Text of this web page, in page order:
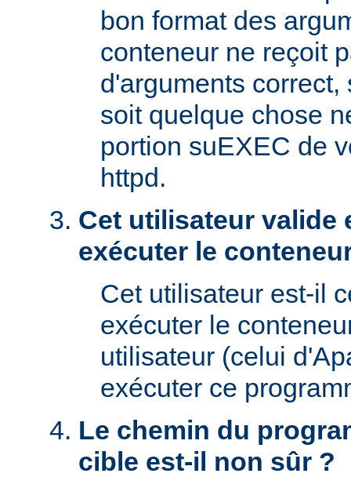
bon format des
conteneur ne reçoit
d'arguments
soit quelque chose
portion suEXEC de
httpd.
Cet utilisateur valide
exécuter le
Cet utilisateur est-il
exécuter le
utilisateur (celui
exécuter ce
Le chemin du
cible est-il non sûr ?